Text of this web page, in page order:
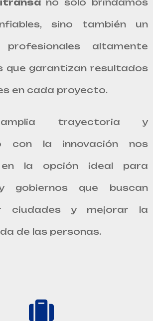
no solo brindamos
sino también un
altamente
que garantizan resultados
en cada proyecto.
trayectoria y
con la innovación nos
en la opción ideal para
gobiernos que buscan
ciudades y mejorar la
de las personas.